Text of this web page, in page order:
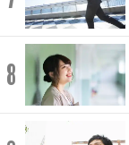
8